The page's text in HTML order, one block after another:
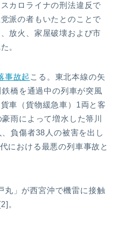
カロライナの刑法違反で
派の者もいたとのことで
放火、家屋破壊および市
。
事故起 こる。東北本線の矢
橋を通過中の列車が突風
車（貨物緩急車）1両と客
雨によって増水した箒川
負傷者38人の被害を出し
における最悪の列車事故と
丸」が西宮沖で機雷に接触
。